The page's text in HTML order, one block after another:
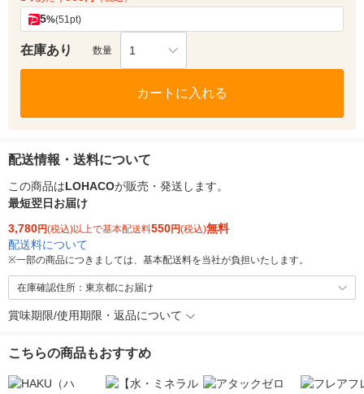
5%(51pt)
在庫あり 数量 1
カートに入れる
配送情報・送料について
この商品はLOHACOが販売・発送します。
最短翌日お届け
3,780円(税込)以上で基本配送料550円(税込)無料
配送料について
※一部の商品につきましては、基本配送料を当社が負担いたします。
在庫確認住所：東京都にお届け
賞味期限/使用期限・返品について
こちらの商品もおすすめ